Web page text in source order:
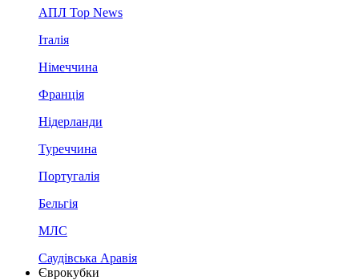
АПЛ Top News
Італія
Німеччина
Франція
Нідерланди
Туреччина
Португалія
Бельгія
МЛС
Саудівська Аравія
Єврокубки